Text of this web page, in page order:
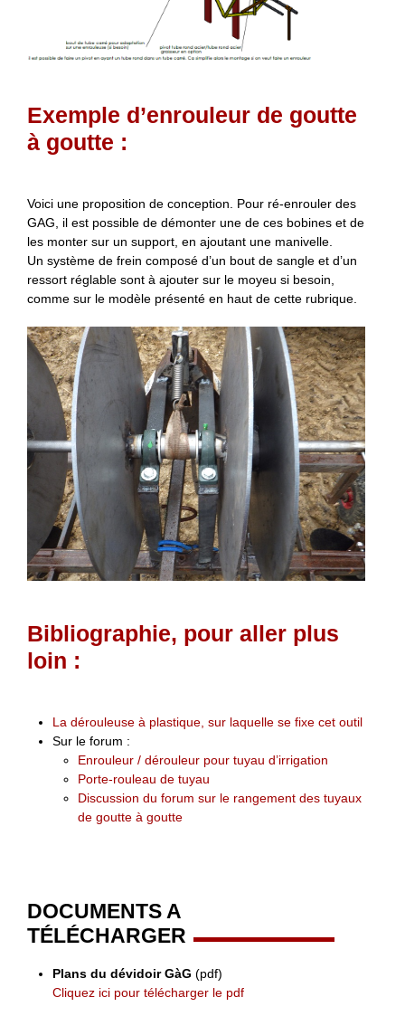
Exemple d’enrouleur de goutte
à goutte :
Voici une proposition de conception. Pour ré-enrouler des
GAG, il est possible de démonter une de ces bobines et de
les monter sur un support, en ajoutant une manivelle.
Un système de frein composé d’un bout de sangle et d’un
ressort réglable sont à ajouter sur le moyeu si besoin,
comme sur le modèle présenté en haut de cette rubrique.
Bibliographie, pour aller plus
loin :
La dérouleuse à plastique, sur laquelle se fixe cet outil
Sur le forum :
Enrouleur / dérouleur pour tuyau d’irrigation
Porte-rouleau de tuyau
Discussion du forum sur le rangement des tuyaux
de goutte à goutte
DOCUMENTS A
TÉLÉCHARGER
Plans du dévidoir GàG (pdf)
Cliquez ici pour télécharger le pdf